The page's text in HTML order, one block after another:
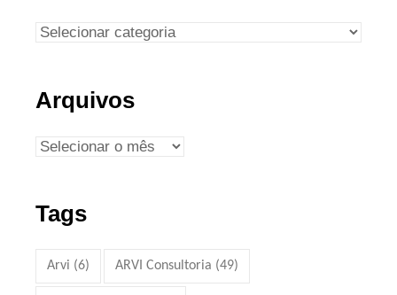
Arquivos
Tags
Arvi (6) ARVI Consultoria (49)